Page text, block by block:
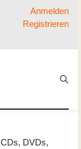
Anmelden
Registrieren
DVDs,